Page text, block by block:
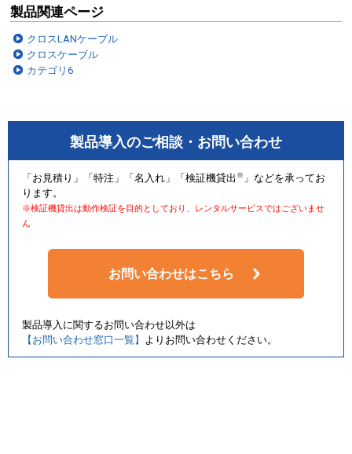
製品関連ページ
クロスLANケーブル
クロスケーブル
カテゴリ6
製品導入のご相談・お問い合わせ
「お見積り」「特注」「名入れ」「検証機貸出 ※ 」などを承ってお
ります。
※検証機貸出は動作検証を目的としており、レンタルサービスではございませ
ん
お問い合わせはこちら
製品導入に関するお問い合わせ以外は
【お問い合わせ窓口一覧】
よりお問い合わせください。